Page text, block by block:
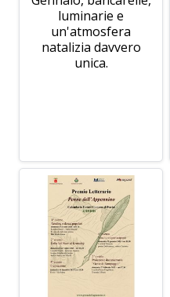
luminarie e
un'atmosfera
natalizia davvero
unica.